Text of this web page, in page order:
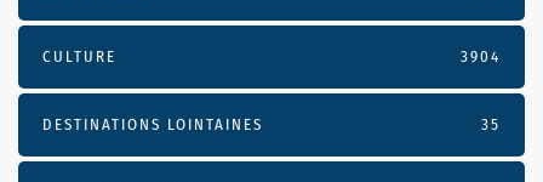
CULTURE 3904
DESTINATIONS LOINTAINES 35